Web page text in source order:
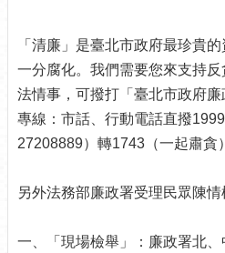
區
機
關
介
認
松
「清廉」是臺北市政府最珍貴
一分腐化。我們需要您來支持
法情事，可撥打「臺北市政府
專線：市話、行動電話直撥
27208889）轉1743（一起肅貪
另外法務部廉政署受理民眾陳情
一、「現場檢舉」：廉政署北